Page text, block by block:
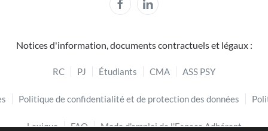
Notices d'information, documents contractuels et légaux :
RC PJ Étudiants CMA ASS PSY
Politique de confidentialité et de protection des données
Lexique FAQ Mode d'emploi de l'Espace Adhérent